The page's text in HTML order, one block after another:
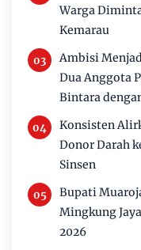
Warga
Kemarau
Ambisi
Dua Anggota
Bintara
Konsisten
Donor Darah
Sinsen
Bupati
Mingkung
2026